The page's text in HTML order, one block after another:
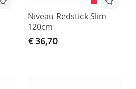
Niveau Redstick Slim
120cm
€ 36,70